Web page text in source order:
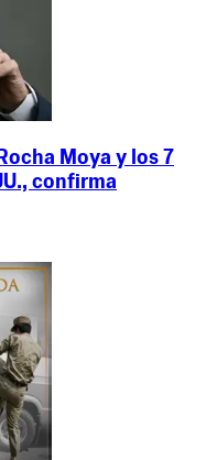
Moya y los 7
confirma